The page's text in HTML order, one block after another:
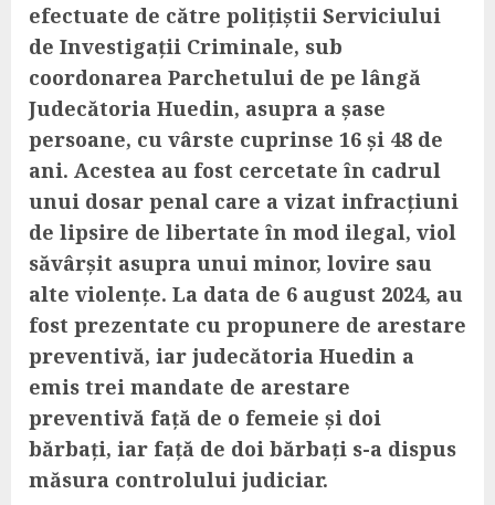
efectuate de către polițiștii Serviciului
de Investigații Criminale, sub
coordonarea Parchetului de pe lângă
Judecătoria Huedin, asupra a șase
persoane, cu vârste cuprinse 16 și 48 de
ani. Acestea au fost cercetate în cadrul
unui dosar penal care a vizat infracțiuni
de lipsire de libertate în mod ilegal, viol
săvârșit asupra unui minor, lovire sau
alte violențe. La data de 6 august 2024, au
fost prezentate cu propunere de arestare
preventivă, iar judecătoria Huedin a
emis trei mandate de arestare
preventivă față de o femeie și doi
bărbați, iar față de doi bărbați s-a dispus
măsura controlului judiciar.